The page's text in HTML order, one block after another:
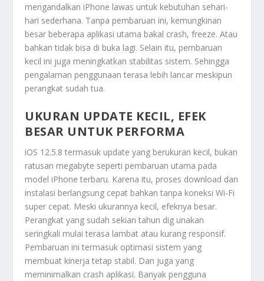
mengandalkan iPhone lawas untuk kebutuhan sehari-
hari sederhana. Tanpa pembaruan ini, kemungkinan
besar beberapa aplikasi utama bakal crash, freeze. Atau
bahkan tidak bisa di buka lagi. Selain itu, pembaruan
kecil ini juga meningkatkan stabilitas sistem. Sehingga
pengalaman penggunaan terasa lebih lancar meskipun
perangkat sudah tua.
UKURAN UPDATE KECIL, EFEK
BESAR UNTUK PERFORMA
iOS 12.5.8 termasuk update yang berukuran kecil, bukan
ratusan megabyte seperti pembaruan utama pada
model iPhone terbaru. Karena itu, proses download dan
instalasi berlangsung cepat bahkan tanpa koneksi Wi-Fi
super cepat. Meski ukurannya kecil, efeknya besar.
Perangkat yang sudah sekian tahun dig unakan
seringkali mulai terasa lambat atau kurang responsif.
Pembaruan ini termasuk optimasi sistem yang
membuat kinerja tetap stabil. Dan juga yang
meminimalkan crash aplikasi. Banyak pengguna